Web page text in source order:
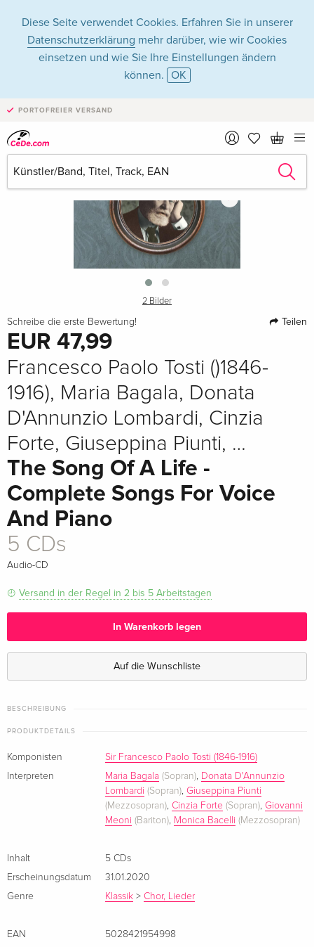
Diese Seite verwendet Cookies. Erfahren Sie in unserer
Datenschutzerklärung mehr darüber, wie wir Cookies
einsetzen und wie Sie Ihre Einstellungen ändern
können. OK
PORTOFREIER VERSAND
›
2 Bilder
Schreibe die erste Bewertung! Teilen
EUR 47,99
Francesco Paolo Tosti ()1846-
1916), Maria Bagala, Donata
D'Annunzio Lombardi, Cinzia
Forte, Giuseppina Piunti, …
The Song Of A Life -
Complete Songs For Voice
And Piano
5 CDs
Audio-CD
Versand in der Regel in 2 bis 5 Arbeitstagen
In Warenkorb legen
Auf die Wunschliste
BESCHREIBUNG
PRODUKTDETAILS
Komponisten
Sir Francesco Paolo Tosti (1846-1916)
Interpreten
Maria Bagala (Sopran), Donata D'Annunzio
Lombardi (Sopran), Giuseppina Piunti
(Mezzosopran), Cinzia Forte (Sopran), Giovanni
Meoni (Bariton), Monica Bacelli (Mezzosopran)
Inhalt
5 CDs
Erscheinungsdatum
31.01.2020
Genre
Klassik > Chor, Lieder
EAN 5028421954998